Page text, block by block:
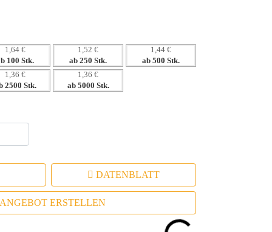
1,64 €
100 Stk.
1,52 €
ab 250 Stk.
1,44 €
ab 500 Stk.
1,36 €
2500 Stk.
1,36 €
ab 5000 Stk.
DATENBLATT
ANGEBOT ERSTELLEN